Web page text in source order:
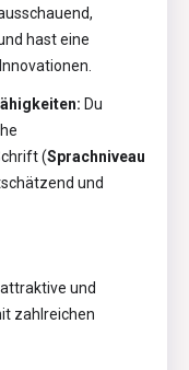
hast eine
Du
(Sprachniveau
und
und
zahlreichen